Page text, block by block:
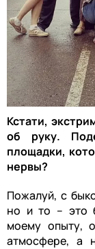
Кстати,
об руку.
площадки,
нервы?
Пожалуй, с
но и то – это
моему опыту,
атмосфере, а